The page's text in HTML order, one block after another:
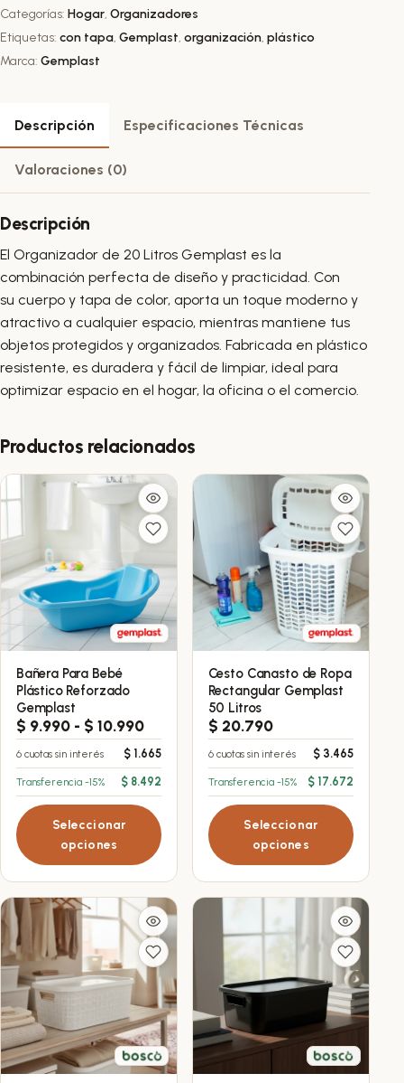
Categorías: Hogar, Organizadores
Etiquetas: con tapa, Gemplast, organización, plástico
Marca: Gemplast
Descripción Especificaciones Técnicas
Valoraciones (0)
Descripción
El Organizador de 20 Litros Gemplast es la
combinación perfecta de diseño y practicidad. Con
su cuerpo y tapa de color, aporta un toque moderno y
atractivo a cualquier espacio, mientras mantiene tus
objetos protegidos y organizados. Fabricada en plástico
resistente, es duradera y fácil de limpiar, ideal para
optimizar espacio en el hogar, la oficina o el comercio.
Productos relacionados
Bañera Para Bebé
Plástico Reforzado
Gemplast
$ 9.990 - $ 10.990Rango
de
precios:
desde
$ 9.990
hasta
$ 10.990
6 cuotas sin interés $ 1.665
Transferencia -15% $ 8.492
Seleccionar
opciones
Este
producto
tiene
múltiples
variantes.
Las
opciones
se
pueden
elegir
en
la
página
de
producto
Cesto Canasto de Ropa
Rectangular Gemplast
50 Litros
$ 20.790
6 cuotas sin interés $3.465
Transferencia -15% $17.672
Seleccionar
opciones
Este
producto
tiene
múltiples
variantes.
Las
opciones
se
pueden
elegir
en
página
producto